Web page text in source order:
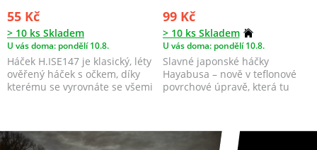
55 Kč
> 10 ks Skladem
U vás doma: pondělí 10.8.
Háček H.ISE147 je klasický, léty
ověřený háček s očkem, díky
kterému se vyrovnáte se všemi
99 Kč
> 10 ks Skladem
U vás doma: pondělí 10.8.
Slavné japonské háčky
Hayabusa – nově v teflonové
povrchové úpravě, která tu